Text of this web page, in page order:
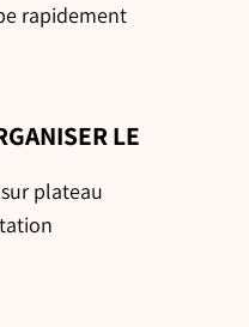
rapidement
LE
plateau